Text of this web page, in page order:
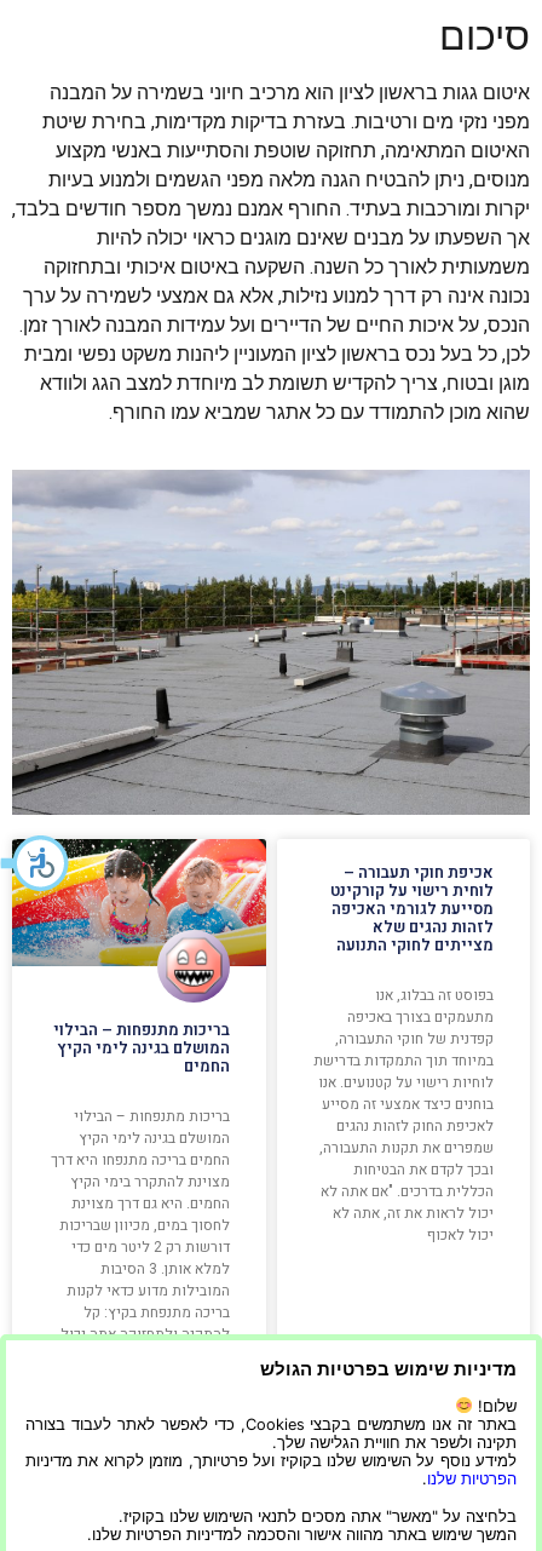
סיכום
איטום גגות בראשון לציון הוא מרכיב חיוני בשמירה על המבנה
מפני נזקי מים ורטיבות. בעזרת בדיקות מקדימות, בחירת שיטת
האיטום המתאימה, תחזוקה שוטפת והסתייעות באנשי מקצוע
מנוסים, ניתן להבטיח הגנה מלאה מפני הגשמים ולמנוע בעיות
יקרות ומורכבות בעתיד. החורף אמנם נמשך מספר חודשים בלבד,
אך השפעתו על מבנים שאינם מוגנים כראוי יכולה להיות
משמעותית לאורך כל השנה. השקעה באיטום איכותי ובתחזוקה
נכונה אינה רק דרך למנוע נזילות, אלא גם אמצעי לשמירה על ערך
הנכס, על איכות החיים של הדיירים ועל עמידות המבנה לאורך זמן.
לכן, כל בעל נכס בראשון לציון המעוניין ליהנות משקט נפשי ומבית
מוגן ובטוח, צריך להקדיש תשומת לב מיוחדת למצב הגג ולוודא
שהוא מוכן להתמודד עם כל אתגר שמביא עמו החורף.
אכיפת חוקי תעבורה –
לוחית רישוי על קורקינט
מסייעת לגורמי האכיפה
לזהות נהגים שלא
מצייתים לחוקי התנועה
בפוסט זה בבלוג, אנו
מתעמקים בצורך באכיפה
קפדנית של חוקי התעבורה,
במיוחד תוך התמקדות בדרישת
לוחיות רישוי על קטנועים. אנו
בוחנים כיצד אמצעי זה מסייע
לאכיפת החוק לזהות נהגים
שמפרים את תקנות התעבורה,
ובכך לקדם את הבטיחות
הכללית בדרכים. "אם אתה לא
יכול לראות את זה, אתה לא
יכול לאכוף
קרא עוד »
14/12/2024
בריכות מתנפחות – הבילוי
המושלם בגינה לימי הקיץ
החמים
בריכות מתנפחות – הבילוי
המושלם בגינה לימי הקיץ
החמים בריכה מתנפחו היא דרך
מצוינת להתקרר בימי הקיץ
החמים. היא גם דרך מצוינת
לחסוך במים, מכיוון שבריכות
דורשות רק 2 ליטר מים כדי
למלא אותן. 3 הסיבות
המובילות מדוע כדאי לקנות
בריכה מתנפחת בקיץ: קל
להתקנה ולתחזוקה אתה יכול
קרא עוד »
מדיניות שימוש בפרטיות הגולש
שלום!
באתר זה אנו משתמשים בקבצי Cookies, כדי לאפשר לאתר לעבוד בצורה
תקינה ולשפר את חוויית הגלישה שלך.
למידע נוסף על השימוש שלנו בקוקיז ועל פרטיותך, מוזמן לקרוא את מדיניות
הפרטיות שלנו.
בלחיצה על "מאשר" אתה מסכים לתנאי השימוש שלנו בקוקיז.
המשך שימוש באתר מהווה אישור והסכמה למדיניות הפרטיות שלנו.